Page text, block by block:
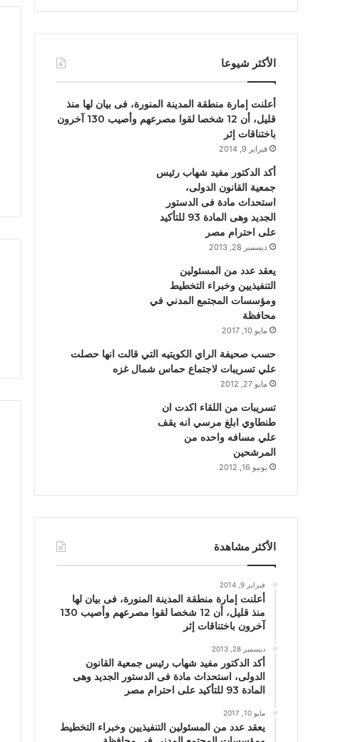
الأكثر شيوعا
أعلنت إمارة منطقة المدينة المنورة، فى بيان لها منذ
قليل، أن 12 شخصا لقوا مصرعهم وأصيب 130 آخرون
باختناقات إثر
فبراير 9, 2014
أكد الدكتور مفيد شهاب رئيس
جمعية القانون الدولى،
استحداث مادة فى الدستور
الجديد وهى المادة 93 للتأكيد
على احترام مصر
ديسمبر 28, 2013
يعقد عدد من المسئولين
التنفيذيين وخبراء التخطيط
ومؤسسات المجتمع المدني في
محافظة
مايو 10, 2017
حسب صحيفة الراي الكويتيه التي قالت انها حصلت
علي تسريبات لاجتماع حماس شمال غزه
مايو 27, 2012
تسريبات من اللقاء اكدت ان
طنطاوي ابلغ مرسي انه يقف
علي مسافه واحده من
المرشحين
يونيو 16, 2012
الأكثر مشاهدة
فبراير 9, 2014
أعلنت إمارة منطقة المدينة المنورة، فى بيان لها
منذ قليل، أن 12 شخصا لقوا مصرعهم وأصيب 130
آخرون باختناقات إثر
ديسمبر 28, 2013
أكد الدكتور مفيد شهاب رئيس جمعية القانون
الدولى، استحداث مادة فى الدستور الجديد وهى
المادة 93 للتأكيد على احترام مصر
مايو 10, 2017
يعقد عدد من المسئولين التنفيذيين وخبراء التخطيط